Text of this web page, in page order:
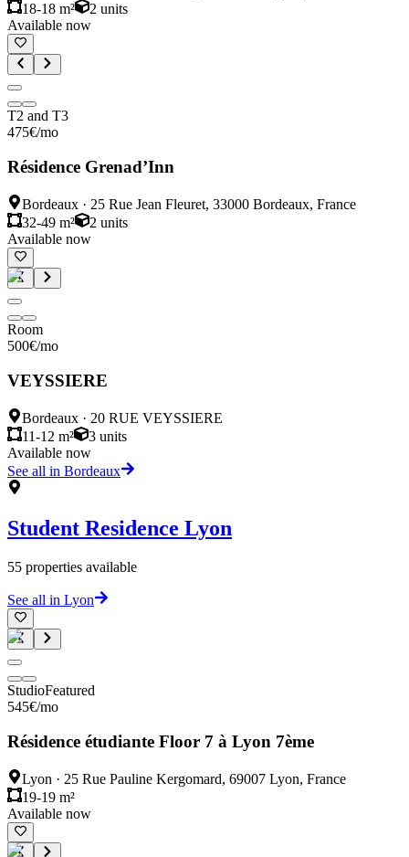
18-18 m²
2 units
Available now
T2 and T3
475€/mo
Résidence Grenad’Inn
Bordeaux · 25 Rue Jean Fleuret, 33000 Bordeaux, France
32-49 m²
2 units
Available now
Room
500€/mo
VEYSSIERE
Bordeaux · 20 RUE VEYSSIERE
11-12 m²
3 units
Available now
See all in Bordeaux
Student Residence Lyon
55 properties available
See all in Lyon
StudioFeatured
545€/mo
Résidence étudiante Floor 7 à Lyon 7ème
Lyon · 25 Rue Pauline Kergomard, 69007 Lyon, France
19-19 m²
Available now